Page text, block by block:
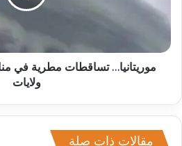
موريتانيا… تساقطات مطرية
ولايات
مقالات ذات صلة